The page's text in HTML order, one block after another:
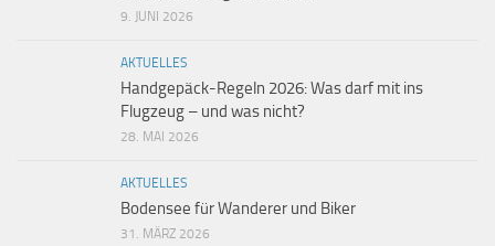
9. JUNI 2026
AKTUELLES
Handgepäck-Regeln 2026: Was darf mit ins
Flugzeug – und was nicht?
28. MAI 2026
AKTUELLES
Bodensee für Wanderer und Biker
31. MÄRZ 2026